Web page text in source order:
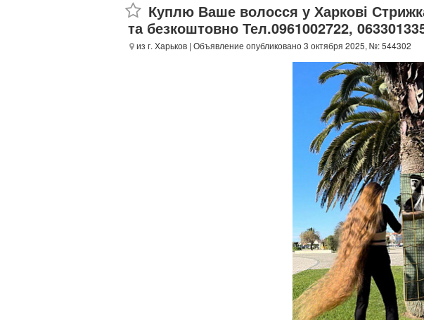
Куплю Ваше волосся у Харкові
та безкоштовно Тел.0961002722,
из г. Харьков | Объявление опубликовано 3 октября 2025, №: 544302